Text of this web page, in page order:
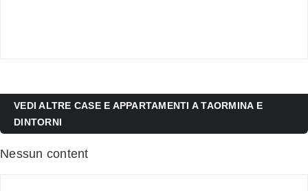
VEDI ALTRE CASE E APPARTAMENTI A TAORMINA E
DINTORNI
Nessun content